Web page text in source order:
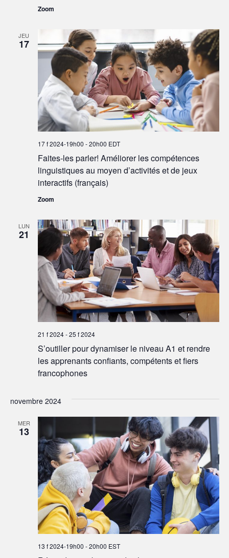
Zoom
JEU
17
Faites-les parler! Améliorer les compétences
linguistiques au moyen d’activités et de jeux
interactifs (français)
17 f 2024-19h00 -20h00 EDT
Zoom
LUN
21
S’outiller pour dynamiser le niveau A1 et rendre
les apprenants confiants, compétents et fiers
francophones
21 f 2024-25 f 2024
novembre 2024
MER
13
13 f 2024-19h00 -20h00 EST